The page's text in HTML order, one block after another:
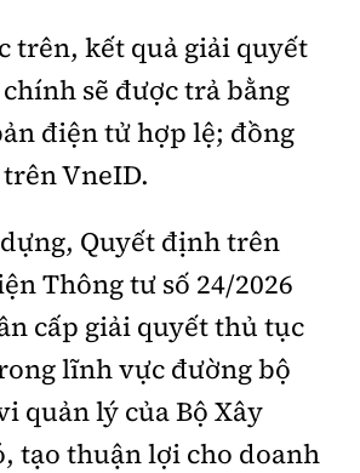
trên, kết quả giải quyết
sẽ được trả bằng
điện tử hợp lệ; đồng
VneID.
Quyết định trên
Thông tư số 24/2026
cấp giải quyết thủ tục
lĩnh vực đường bộ
quản lý của Bộ Xây
tạo thuận lợi cho doanh